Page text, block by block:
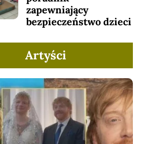
zapewniający
bezpieczeństwo dzieci
Artyści